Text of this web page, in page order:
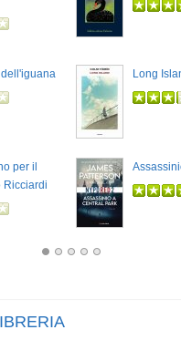
Long
per il
Ricciardi